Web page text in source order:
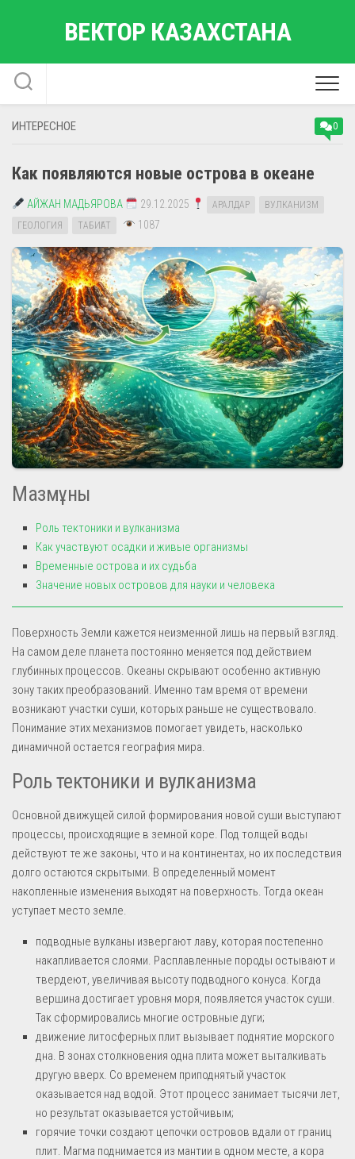
ВЕКТОР КАЗАХСТАНА
ИНТЕРЕСНОЕ 0
Как появляются новые острова в океане
АЙЖАН МАДЬЯРОВА 29.12.2025 АРАЛДАР
ВУЛКАНИЗМ
ГЕОЛОГИЯ
ТАБИҒАТ 1087
Мазмұны
Роль тектоники и вулканизма
Как участвуют осадки и живые организмы
Временные острова и их судьба
Значение новых островов для науки и человека
Поверхность Земли кажется неизменной лишь на первый взгляд.
На самом деле планета постоянно меняется под действием
глубинных процессов. Океаны скрывают особенно активную
зону таких преобразований. Именно там время от времени
возникают участки суши, которых раньше не существовало.
Понимание этих механизмов помогает увидеть, насколько
динамичной остается география мира.
Роль тектоники и вулканизма
Основной движущей силой формирования новой суши выступают
процессы, происходящие в земной коре. Под толщей воды
действуют те же законы, что и на континентах, но их последствия
долго остаются скрытыми. В определенный момент
накопленные изменения выходят на поверхность. Тогда океан
уступает место земле.
подводные вулканы извергают лаву, которая постепенно
накапливается слоями. Расплавленные породы остывают и
твердеют, увеличивая высоту подводного конуса. Когда
вершина достигает уровня моря, появляется участок суши.
Так сформировались многие островные дуги;
движение литосферных плит вызывает поднятие морского
дна. В зонах столкновения одна плита может выталкивать
другую вверх. Со временем приподнятый участок
оказывается над водой. Этот процесс занимает тысячи лет,
но результат оказывается устойчивым;
горячие точки создают цепочки островов вдали от границ
плит. Магма поднимается из мантии в одном месте, а кора